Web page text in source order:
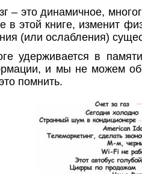
– это динамичное,
в этой книге, изменит
(или ослабления)
удерживается в
и мы не можем
помнить.